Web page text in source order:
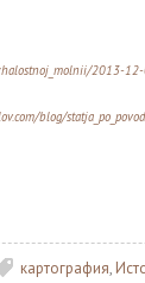
2013-
blog/
картография,